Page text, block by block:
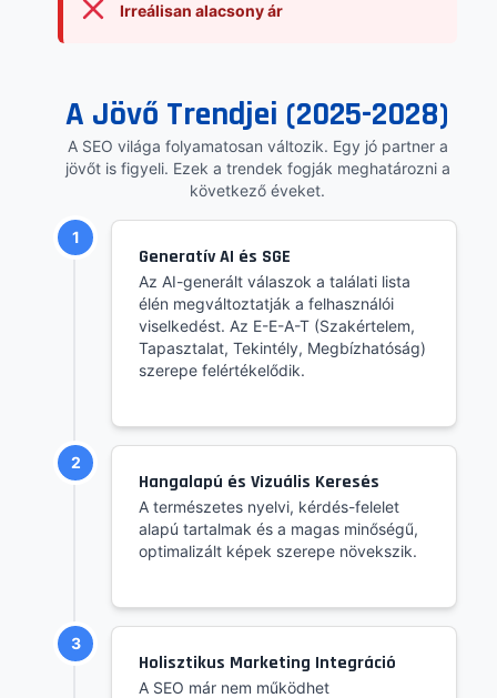
Irreálisan alacsony ár
A Jövő Trendjei (2025-2028)
A SEO világa folyamatosan változik. Egy jó partner a
jövőt is figyeli. Ezek a trendek fogják meghatározni a
következő éveket.
1
Generatív AI és SGE
Az AI-generált válaszok a találati lista
élén megváltoztatják a felhasználói
viselkedést. Az E-E-A-T (Szakértelem,
Tapasztalat, Tekintély, Megbízhatóság)
szerepe felértékelődik.
2
Hangalapú és Vizuális Keresés
A természetes nyelvi, kérdés-felelet
alapú tartalmak és a magas minőségű,
optimalizált képek szerepe növekszik.
3
Holisztikus Marketing Integráció
A SEO már nem működhet